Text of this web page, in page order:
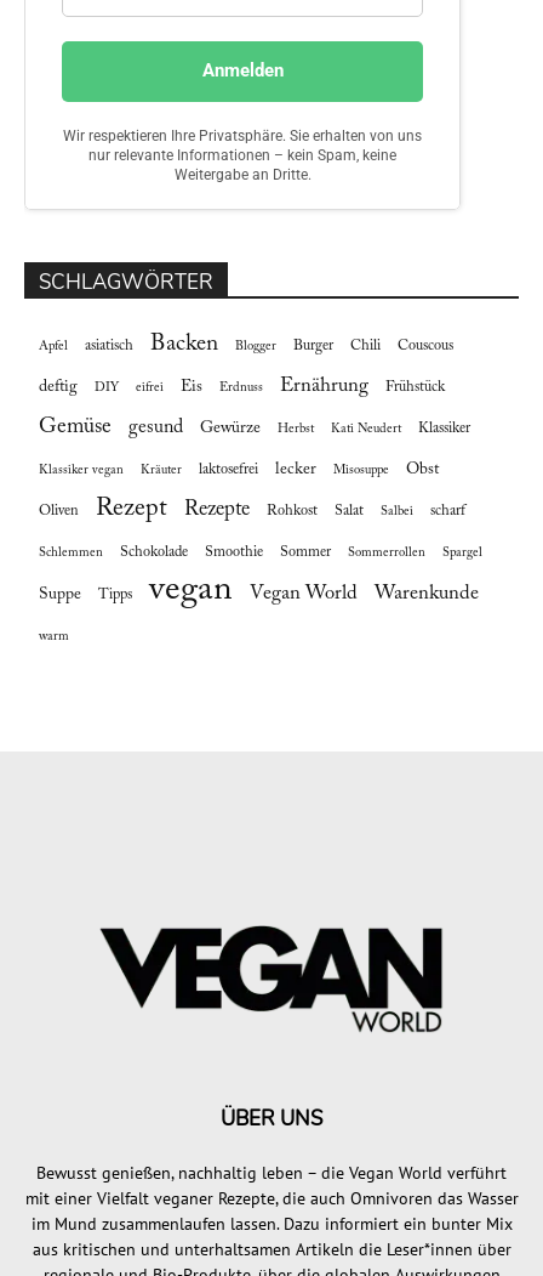
SCHLAGWÖRTER
Apfel asiatisch Backen Blogger Burger Chili Couscous
deftig DIY eifrei Eis Erdnuss Ernährung Frühstück
Gemüse gesund Gewürze Herbst Kati Neudert Klassiker
Klassiker vegan Kräuter laktosefrei lecker Misosuppe Obst
Oliven Rezept Rezepte Rohkost Salat Salbei scharf
Schlemmen Schokolade Smoothie Sommer Sommerrollen Spargel
Suppe Tipps vegan Vegan World Warenkunde
warm
ÜBER UNS
Bewusst genießen, nachhaltig leben – die Vegan World verführt
mit einer Vielfalt veganer Rezepte, die auch Omnivoren das Wasser
im Mund zusammenlaufen lassen. Dazu informiert ein bunter Mix
aus kritischen und unterhaltsamen Artikeln die Leser*innen über